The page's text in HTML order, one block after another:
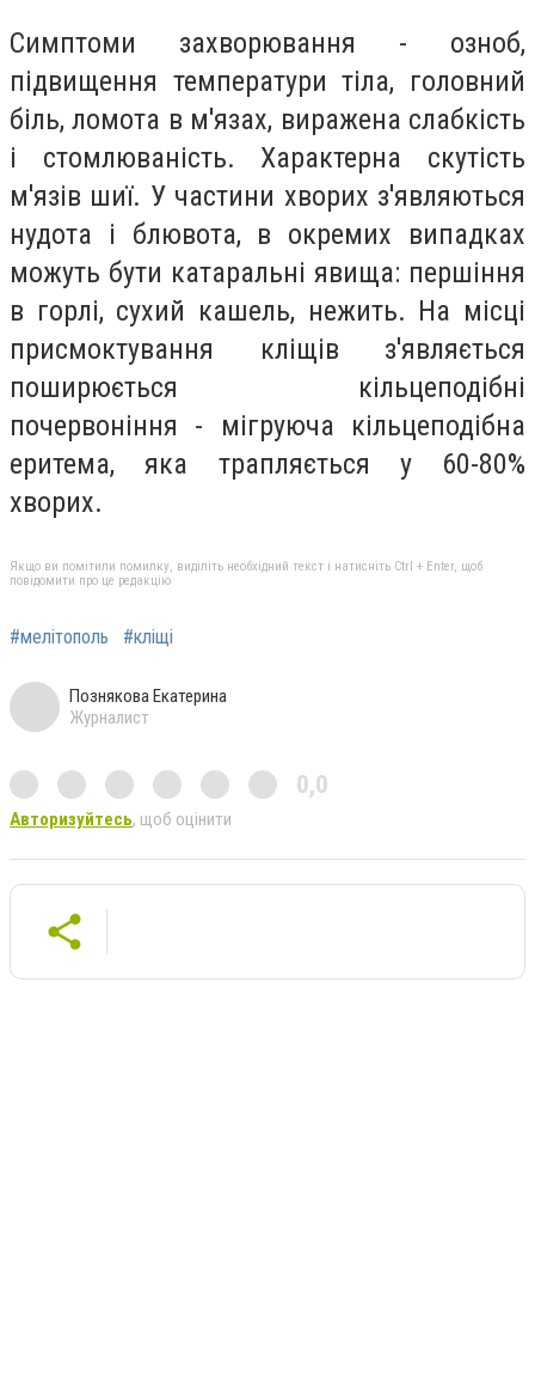
Симптоми захворювання - озноб,
підвищення температури тіла, головний
біль, ломота в м'язах, виражена слабкість
і стомлюваність. Характерна скутість
м'язів шиї. У частини хворих з'являються
нудота і блювота, в окремих випадках
можуть бути катаральні явища: першіння
в горлі, сухий кашель, нежить. На місці
присмоктування кліщів з'являється
поширюється кільцеподібні
почервоніння - мігруюча кільцеподібна
еритема, яка трапляється у 60-80%
хворих.
Якщо ви помітили помилку, виділіть необхідний текст і натисніть Ctrl + Enter, щоб
повідомити про це редакцію
#мелітополь #кліщі
Познякова Екатерина
Журналист
0,0
Авторизуйтесь, щоб оцінити